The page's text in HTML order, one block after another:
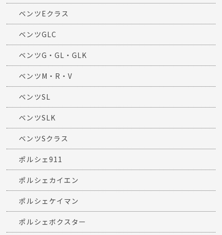
ベンツEクラス
ベンツGLC
ベンツG・GL・GLK
ベンツM・R・V
ベンツSL
ベンツSLK
ベンツSクラス
ポルシェ911
ポルシェカイエン
ポルシェケイマン
ポルシェボクスター